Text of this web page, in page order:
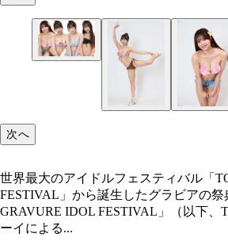
上瀬りら（UNBS）
次へ
世界最大のアイドルフェスティバル「
FESTIVAL」から誕生したグラビアの
GRAVURE IDOL FESTIVAL」（以下、
ーイによる...